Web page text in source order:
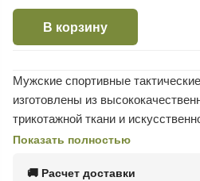
В корзину
Мужские спортивные
изготовлены из
трикотажной ткани и
рук и пальцев с велкро липучкой
Показать полностью
🚚 Расчет доставки